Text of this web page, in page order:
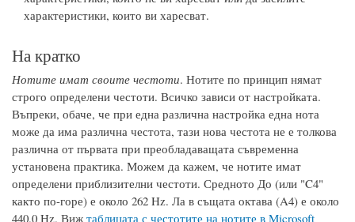
характеристики, които ви харесват.
На кратко
Нотите имат своите честоти. Нотите по принцип нямат
строго определени честоти. Всичко зависи от настройката.
Въпреки, обаче, че при една различна настройка една нота
може да има различна честота, тази нова честота не е толкова
различна от първата при преобладаващата съвременна
установена практика. Можем да кажем, че нотите имат
определени приблизителни честоти. Средното До (или "C4"
както по-горе) е около 262 Hz. Ла в същата октава (A4) е около
440.0 Hz. Вижтаблицата с честотите на нотите в Microsoft